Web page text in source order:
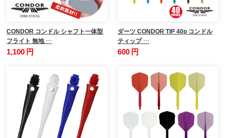
CONDOR コンドル シャフト一体型
フライト 無地 …
1,100 円
ダーツ CONDOR TIP 40p コンドル
ティップ …
600 円